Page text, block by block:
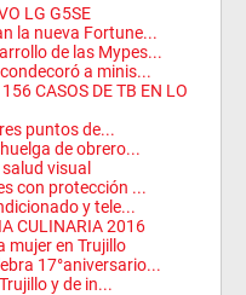
LG G5SE
la nueva Fortune...
de las Mypes...
a minis...
CASOS DE TB EN LO
puntos de...
de obrero...
visual
con protección ...
y tele...
CULINARIA 2016
mujer en Trujillo
17°aniversario...
y de in...